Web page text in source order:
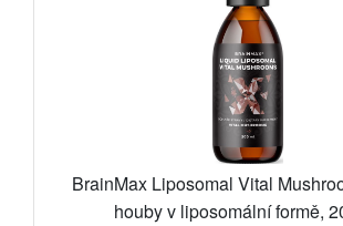
BrainMax Liposomal Vital
houby v liposomální formě,